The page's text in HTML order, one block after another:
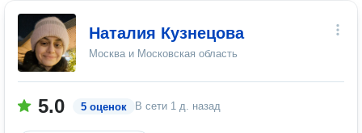
Наталия Кузнецова
Москва и Московская область
5.0 5 оценок В сети 1 д. назад